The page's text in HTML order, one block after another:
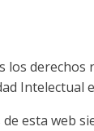
derechos
Intelectual
esta web